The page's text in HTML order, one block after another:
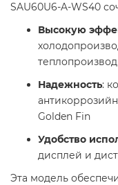
SAU60U6-A-WS40
Высокую
Надежность:
Golden Fin
Удобство
дисплей и
Эта модель